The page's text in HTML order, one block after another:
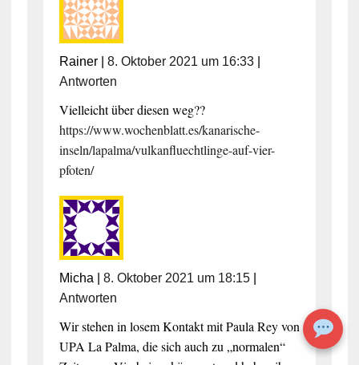
Rainer| 8. Oktober 2021 um 16:33|
Antworten
Vielleicht über diesen weg??
https://www.wochenblatt.es/kanarische-
inseln/lapalma/vulkanfluechtlinge-auf-vier-
pfoten/
Micha 8. Oktober 2021 um 18:15|
Antworten
Wir stehen in losem Kontakt mit Paula Rey von
UPA La Palma, die sich auch zu „normalen“